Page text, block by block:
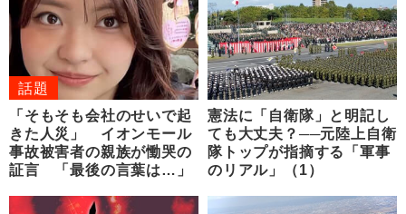
話題
「そもそも会社のせいで起
きた人災」 イオンモール
事故被害者の親族が慟哭の
証言 「最後の言葉は…」
憲法に「自衛隊」と明記し
ても大丈夫？──元陸上自衛
隊トップが指摘する「軍事
のリアル」（1）